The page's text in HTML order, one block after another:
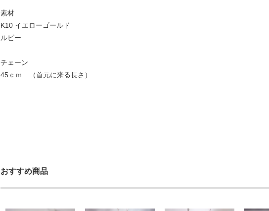
素材
K10 イエローゴールド
ルビー
チェーン
45ｃｍ （首元に来る長さ）
おすすめ商品